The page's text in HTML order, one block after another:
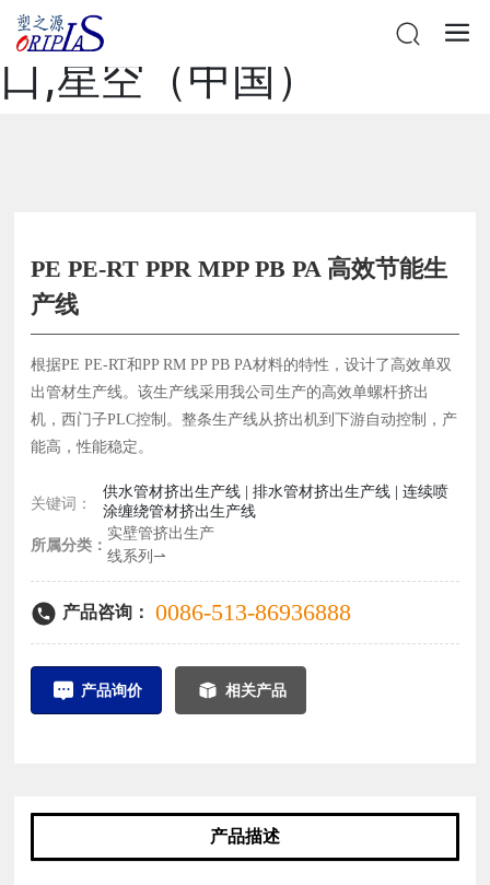
星空网站在线登录官网入
口,星空（中国）
PE PE-RT PPR MPP PB PA 高效节能生
产线
根据PE PE-RT和PP RM PP PB PA材料的特性，设计了高效单双
出管材生产线。该生产线采用我公司生产的高效单螺杆挤出
机，西门子PLC控制。整条生产线从挤出机到下游自动控制，产
能高，性能稳定。
关键词：
供水管材挤出生产线 | 排水管材挤出生产线 | 连续喷
涂缠绕管材挤出生产线
所属分类：
实壁管挤出生产
线系列⇀
产品咨询： 0086-513-86936888
产品询价 相关产品
产品描述